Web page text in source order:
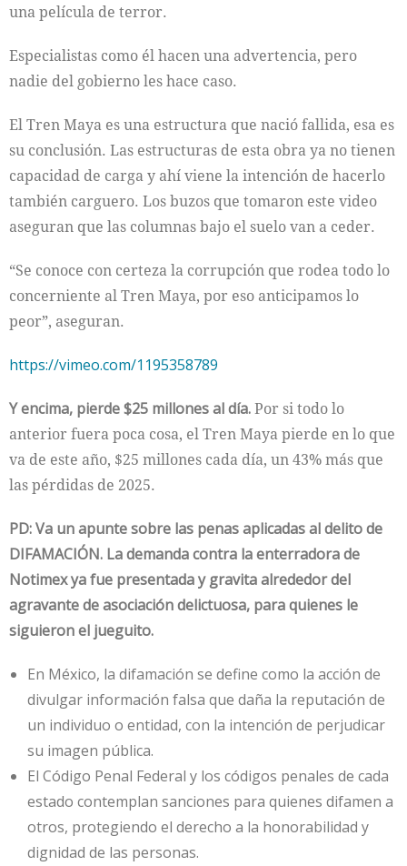
una película de terror.
Especialistas como él hacen una advertencia, pero
nadie del gobierno les hace caso.
El Tren Maya es una estructura que nació fallida, esa es
su conclusión. Las estructuras de esta obra ya no tienen
capacidad de carga y ahí viene la intención de hacerlo
también carguero. Los buzos que tomaron este video
aseguran que las columnas bajo el suelo van a ceder.
“Se conoce con certeza la corrupción que rodea todo lo
concerniente al Tren Maya, por eso anticipamos lo
peor”, aseguran.
https://vimeo.com/1195358789
Y encima, pierde $25 millones al día.Por si todo lo
anterior fuera poca cosa, el Tren Maya pierde en lo que
va de este año, $25 millones cada día, un 43% más que
las pérdidas de 2025.
PD:Va un apunte sobre las penas aplicadas al delito de
DIFAMACIÓN. La demanda contra la enterradora de
Notimex ya fue presentada y gravita alrededor del
agravante de asociación delictuosa, para quienes le
siguieron el jueguito.
En México, la difamación se define como la acción de
divulgar información falsa que daña la reputación de
un individuo o entidad, con la intención de perjudicar
su imagen pública.
El Código Penal Federal y los códigos penales de cada
estado contemplan sanciones para quienes difamen a
otros, protegiendo el derecho a la honorabilidad y
dignidad de las personas.